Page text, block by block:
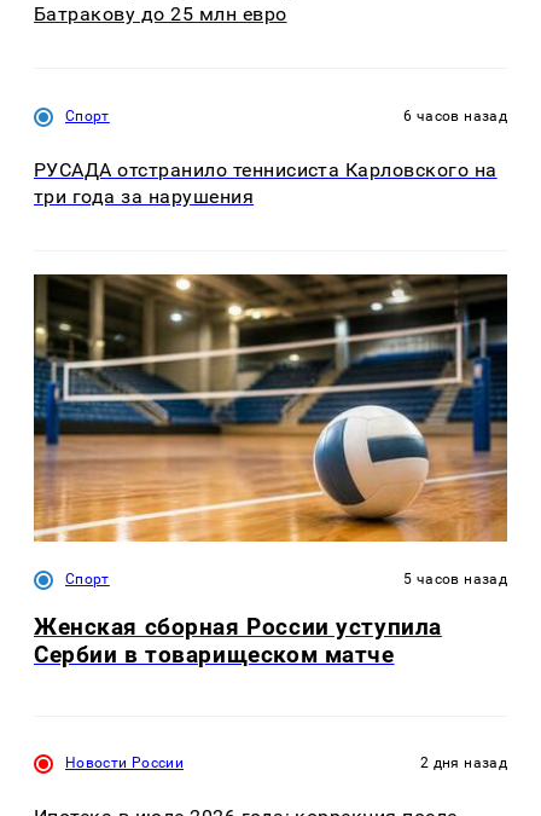
Батракову до 25 млн евро
Спорт 6 часов назад
РУСАДА отстранило теннисиста Карловского на
три года за нарушения
Спорт 5 часов назад
Женская сборная России уступила
Сербии в товарищеском матче
Новости России 2 дня назад